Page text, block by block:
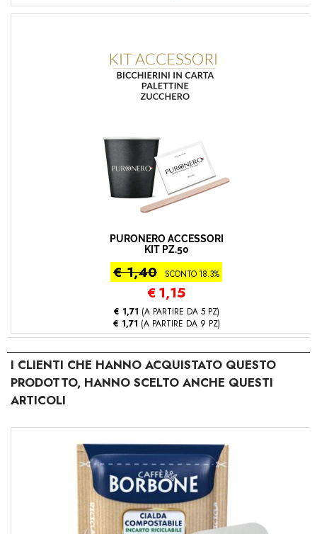
PURONERO ACCESSORI
KIT PZ.50
€ 1,40 SCONTO 18.3%
€ 1,15
€ 1,71 (A PARTIRE DA 5 PZ)
€ 1,71 (A PARTIRE DA 9 PZ)
I CLIENTI CHE HANNO ACQUISTATO QUESTO
PRODOTTO, HANNO SCELTO ANCHE QUESTI
ARTICOLI